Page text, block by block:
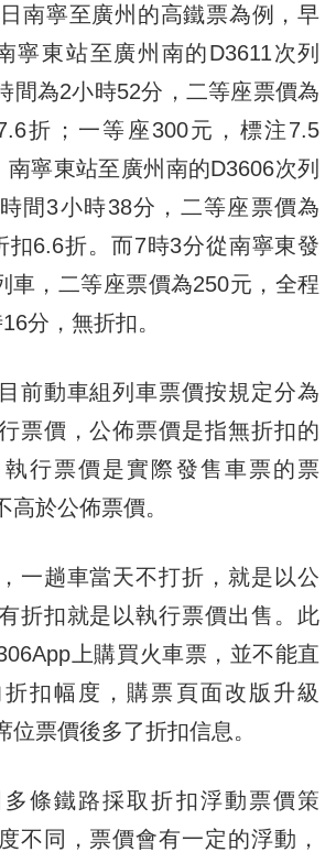
寧至廣州的高鐵票為例，早
寧東站至廣州南的D3611次列
間為2小時52分，二等座票價為
折；一等座300元，標注7.5
寧東站至廣州南的D3606次列
間3小時38分，二等座票價為
扣6.6折。而7時3分從南寧東發
車，二等座票價為250元，全程
分，無折扣。
動車組列車票價按規定分為
票價，公佈票價是指無折扣的
行票價是實際發售車票的票
於公佈票價。
趟車當天不打折，就是以公
折扣就是以執行票價出售。此
上購買火車票，並不能直
扣幅度，購票頁面改版升級
位票價後多了折扣信息。
鐵路採取折扣浮動票價策
不同，票價會有一定的浮動，